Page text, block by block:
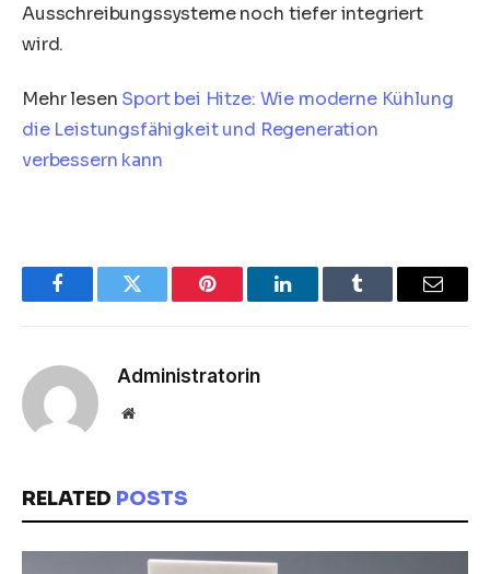
Ausschreibungssysteme noch tiefer integriert
wird.
Mehr lesen Sport bei Hitze: Wie moderne Kühlung
die Leistungsfähigkeit und Regeneration
verbessern kann
FacebookTwitter Pinterest LinkedInTumblr Email
Administratorin
Website
RELATED POSTS